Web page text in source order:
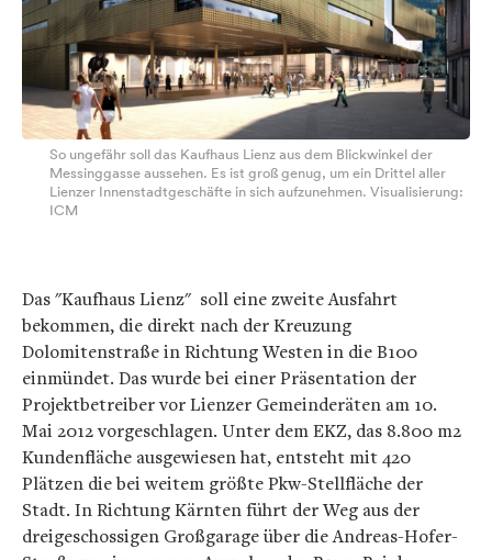
So ungefähr soll das Kaufhaus Lienz aus dem Blickwinkel der
Messinggasse aussehen. Es ist groß genug, um ein Drittel aller
Lienzer Innenstadtgeschäfte in sich aufzunehmen. Visualisierung:
ICM
Das "Kaufhaus Lienz" soll eine zweite Ausfahrt
bekommen, die direkt nach der Kreuzung
Dolomitenstraße in Richtung Westen in die B100
einmündet. Das wurde bei einer Präsentation der
Projektbetreiber vor Lienzer Gemeinderäten am 10.
Mai 2012 vorgeschlagen. Unter dem EKZ, das 8.800 m2
Kundenfläche ausgewiesen hat, entsteht mit 420
Plätzen die bei weitem größte Pkw-Stellfläche der
Stadt. In Richtung Kärnten führt der Weg aus der
dreigeschossigen Großgarage über die Andreas-Hofer-